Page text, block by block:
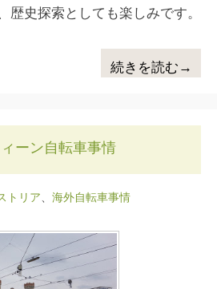
歴史探索としても楽しみです。
続きを読む→
ーン自転車事情
トリア、 海外自転車事情